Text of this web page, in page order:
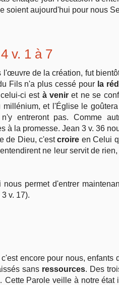
soient aujourd'hui pour nous
v. 1 à 7
l'œuvre de la création, fut
Fils n'a plus cessé pour la
ci est à venir et ne se
et l'Église le
entreront pas. Comme
à la promesse. Jean 3 v. 36
de Dieu, c'estcroire en Celui
ne leur servit de rien,
permet d'entrer
v. 17).
encore pour nous,
sans ressources. Des
Parole veille à notre état